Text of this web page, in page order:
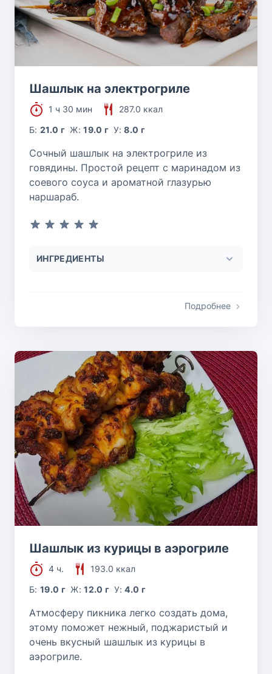
Шашлык на электрогриле
1 ч 30 мин
287.0 ккал
Б:21.0 г Ж:19.0 г У:8.0 г
Сочный шашлык на электрогриле из
говядины. Простой рецепт с маринадом из
соевого соуса и ароматной глазурью
наршараб.
ИНГРЕДИЕНТЫ
Подробнее
Шашлык из курицы в аэрогриле
4 ч.
193.0 ккал
Б:19.0 г Ж:12.0 г У:4.0 г
Атмосферу пикника легко создать дома,
этому поможет нежный, поджаристый и
очень вкусный шашлык из курицы в
аэрогриле.